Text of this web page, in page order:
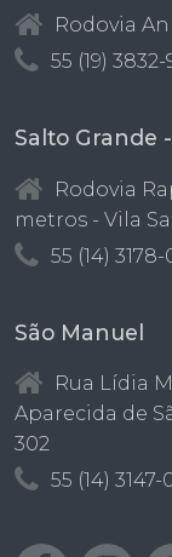
Rodovia
55 (19)
Salto Grande
Rodovia
metros - Vila
55 (14)
São Manuel
Rua Lídia
Aparecida de
302
55 (14)